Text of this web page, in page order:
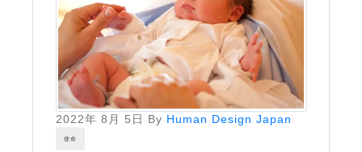
2022年 8月 5日 By Human Design Japan
使命